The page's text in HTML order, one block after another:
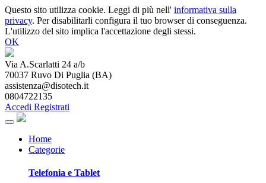
Questo sito utilizza cookie. Leggi di più nell' informativa sulla
privacy. Per disabilitarli configura il tuo browser di conseguenza.
L'utilizzo del sito implica l'accettazione degli stessi.
OK
Via A.Scarlatti 24 a/b
70037 Ruvo Di Puglia (BA)
assistenza@disotech.it
0804722135
Accedi Registrati
Home
Categorie
Telefonia e Tablet